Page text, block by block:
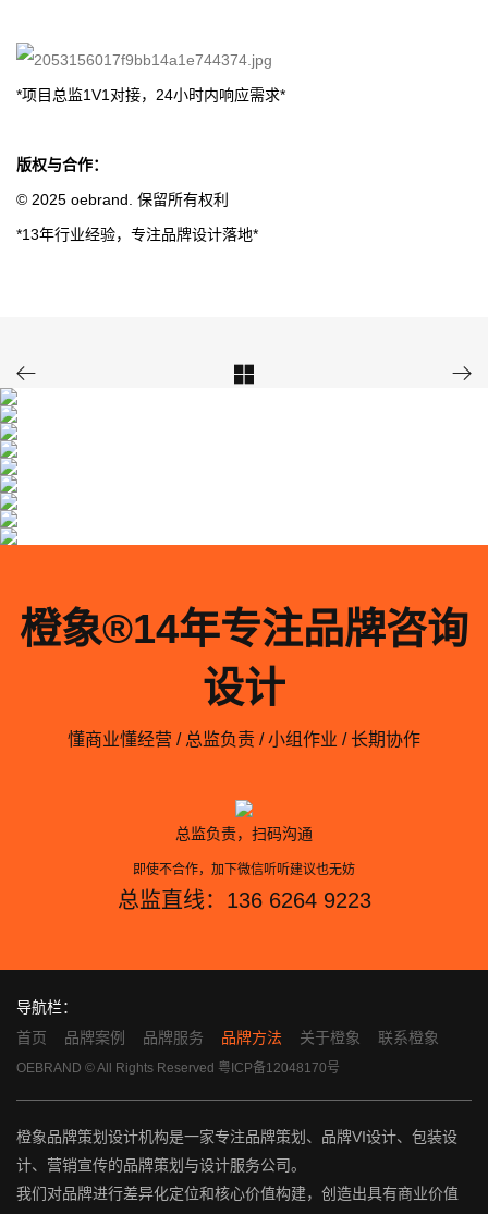
*项目总监1V1对接，24小时内响应需求*
版权与合作：
© 2025 oebrand. 保留所有权利
*13年行业经验，专注品牌设计落地*
  
橙象®️14年专注品牌咨询
设计
懂商业懂经营 / 总监负责 / 小组作业 / 长期协作
总监负责，扫码沟通
即使不合作，加下微信听听建议也无妨
总监直线：136 6264 9223
导航栏：
首页
品牌案例 品牌服务 品牌方法 关于橙象 联系橙象
OEBRAND © All Rights Reserved 粤ICP备12048170号
橙象品牌策划设计机构是一家专注品牌策划、品牌VI设计、包装设
计、营销宣传的品牌策划与设计服务公司。
我们对品牌进行差异化定位和核心价值构建，创造出具有商业价值